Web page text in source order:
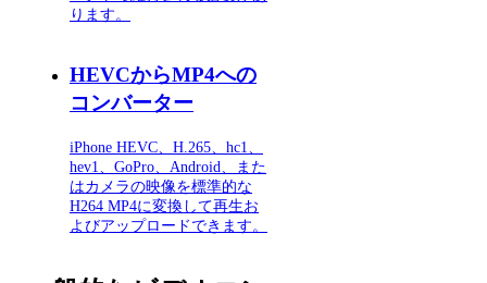
ります。
HEVCからMP4への
コンバーター
iPhone HEVC、H.265、hc1、
hev1、GoPro、Android、また
はカメラの映像を標準的な
H264 MP4に変換して再生お
よびアップロードできます。